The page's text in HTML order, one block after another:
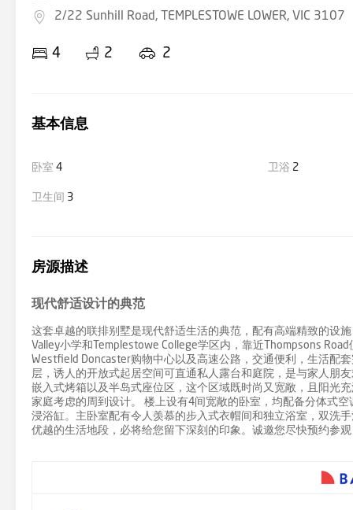
2/22 Sunhill Road, TEMPLESTOWE LOWER, VIC 3107
4 2 2
基本信息
卧室 4 卫浴 2
卫生间 3
房源描述
现代舒适设计的典范
这套卓越的联排别墅是现代舒适生活的典范，配有高端精致的设
Valley小学和Templestowe College学区内，靠近Thompsons
Westfield Doncaster购物中心以及高速公路，交通便利，生活配
层，诱人的开放式起居空间可直通私人露台和庭院，是与家人朋
嵌入式烤箱以及半岛式座位区，这个区域既时尚又宽敞，且阳光
家庭考虑的周到设计。 楼上设有4间宽敞的卧室，均配备分体式
浸浴缸。主卧室配有令人羡慕的步入式衣帽间和独立浴室，双洗
优越的生活地段，必将给您留下深刻的印象。诚邀您尽快预约参